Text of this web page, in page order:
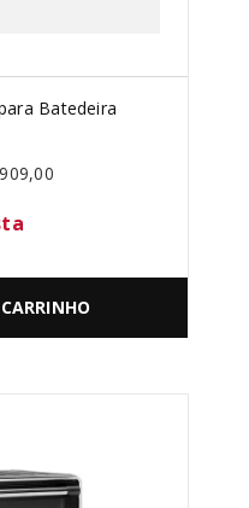
Batedeira
909,00